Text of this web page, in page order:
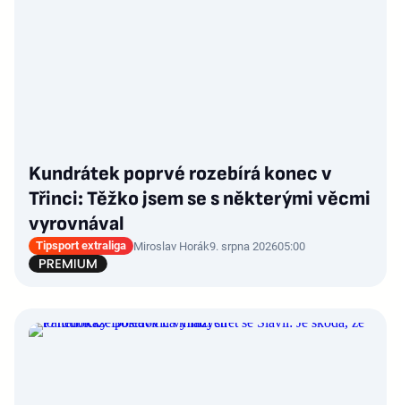
Kundrátek poprvé rozebírá konec v
Třinci: Těžko jsem se s některými věcmi
vyrovnával
Tipsport extraliga Miroslav Horák9. srpna 202605:00